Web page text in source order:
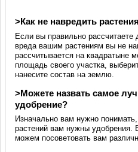
>Как не навредить
Если вы правильно рассчитаете
вреда вашим растениям вы не
рассчитывается на квадратыне
площадь своего участка,
нанесите состав на землю.
>Можете назвать самое
удобрение?
Изначально вам нужно
растений вам нужны удобрения.
можем посоветовать вам